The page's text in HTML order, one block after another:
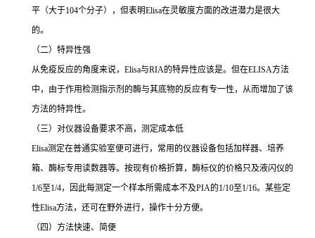
平（大于104个分子），但表明Elisa在灵敏度方面的改进潜力是很大
的。
（二）特异性强
从免疫反应的角度来说， Elisa与RIA的特异性应该是。但在ELISA方法
中，由于作用检测指示剂的酶与其底物的反应有专一性，从而增加了该
方法的特异性。
（三）对仪器设备要求不高，测定成本低
Elisa测定在普通实验室便可进行，常用的仪器设备包括加样器、培养
箱、酶标专用读数器等。按现有价格折算，酶标仪的价格只及液闪仪的
1/6至1/4，因此每测定一个样本所需成本不及PIA的1/10至1/16。某些定
性Elisa方法，还可在野外进行，操作十分方便。
（四）方法快速、简便